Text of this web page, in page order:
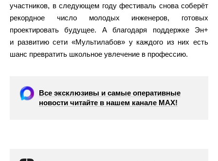
участников, в следующем году фестиваль снова соберёт
рекордное число молодых инженеров, готовых
проектировать будущее. А благодаря поддержке Эн+
и развитию сети «Мультилабов» у каждого из них есть
шанс превратить школьное увлечение в профессию.
Все эксклюзивы и самые оперативные
новости читайте в нашем канале МАХ!